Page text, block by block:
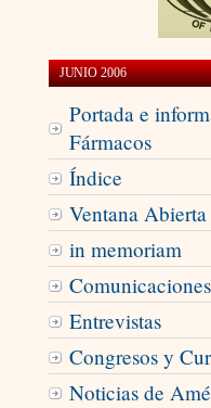
JUNIO 2006
Portada e
Fármacos
Índice
Ventana Abierta
in memoriam
Comunicaciones
Entrevistas
Congresos y
Noticias de